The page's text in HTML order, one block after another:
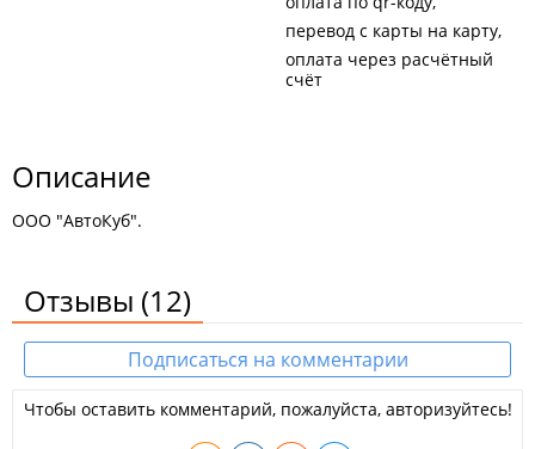
перевод с карты на карту
оплата через расчётный
счёт
Описание
ООО "АвтоКуб".
Отзывы (12)
Подписаться на комментарии
Чтобы оставить комментарий, пожалуйста, авторизуйтесь!